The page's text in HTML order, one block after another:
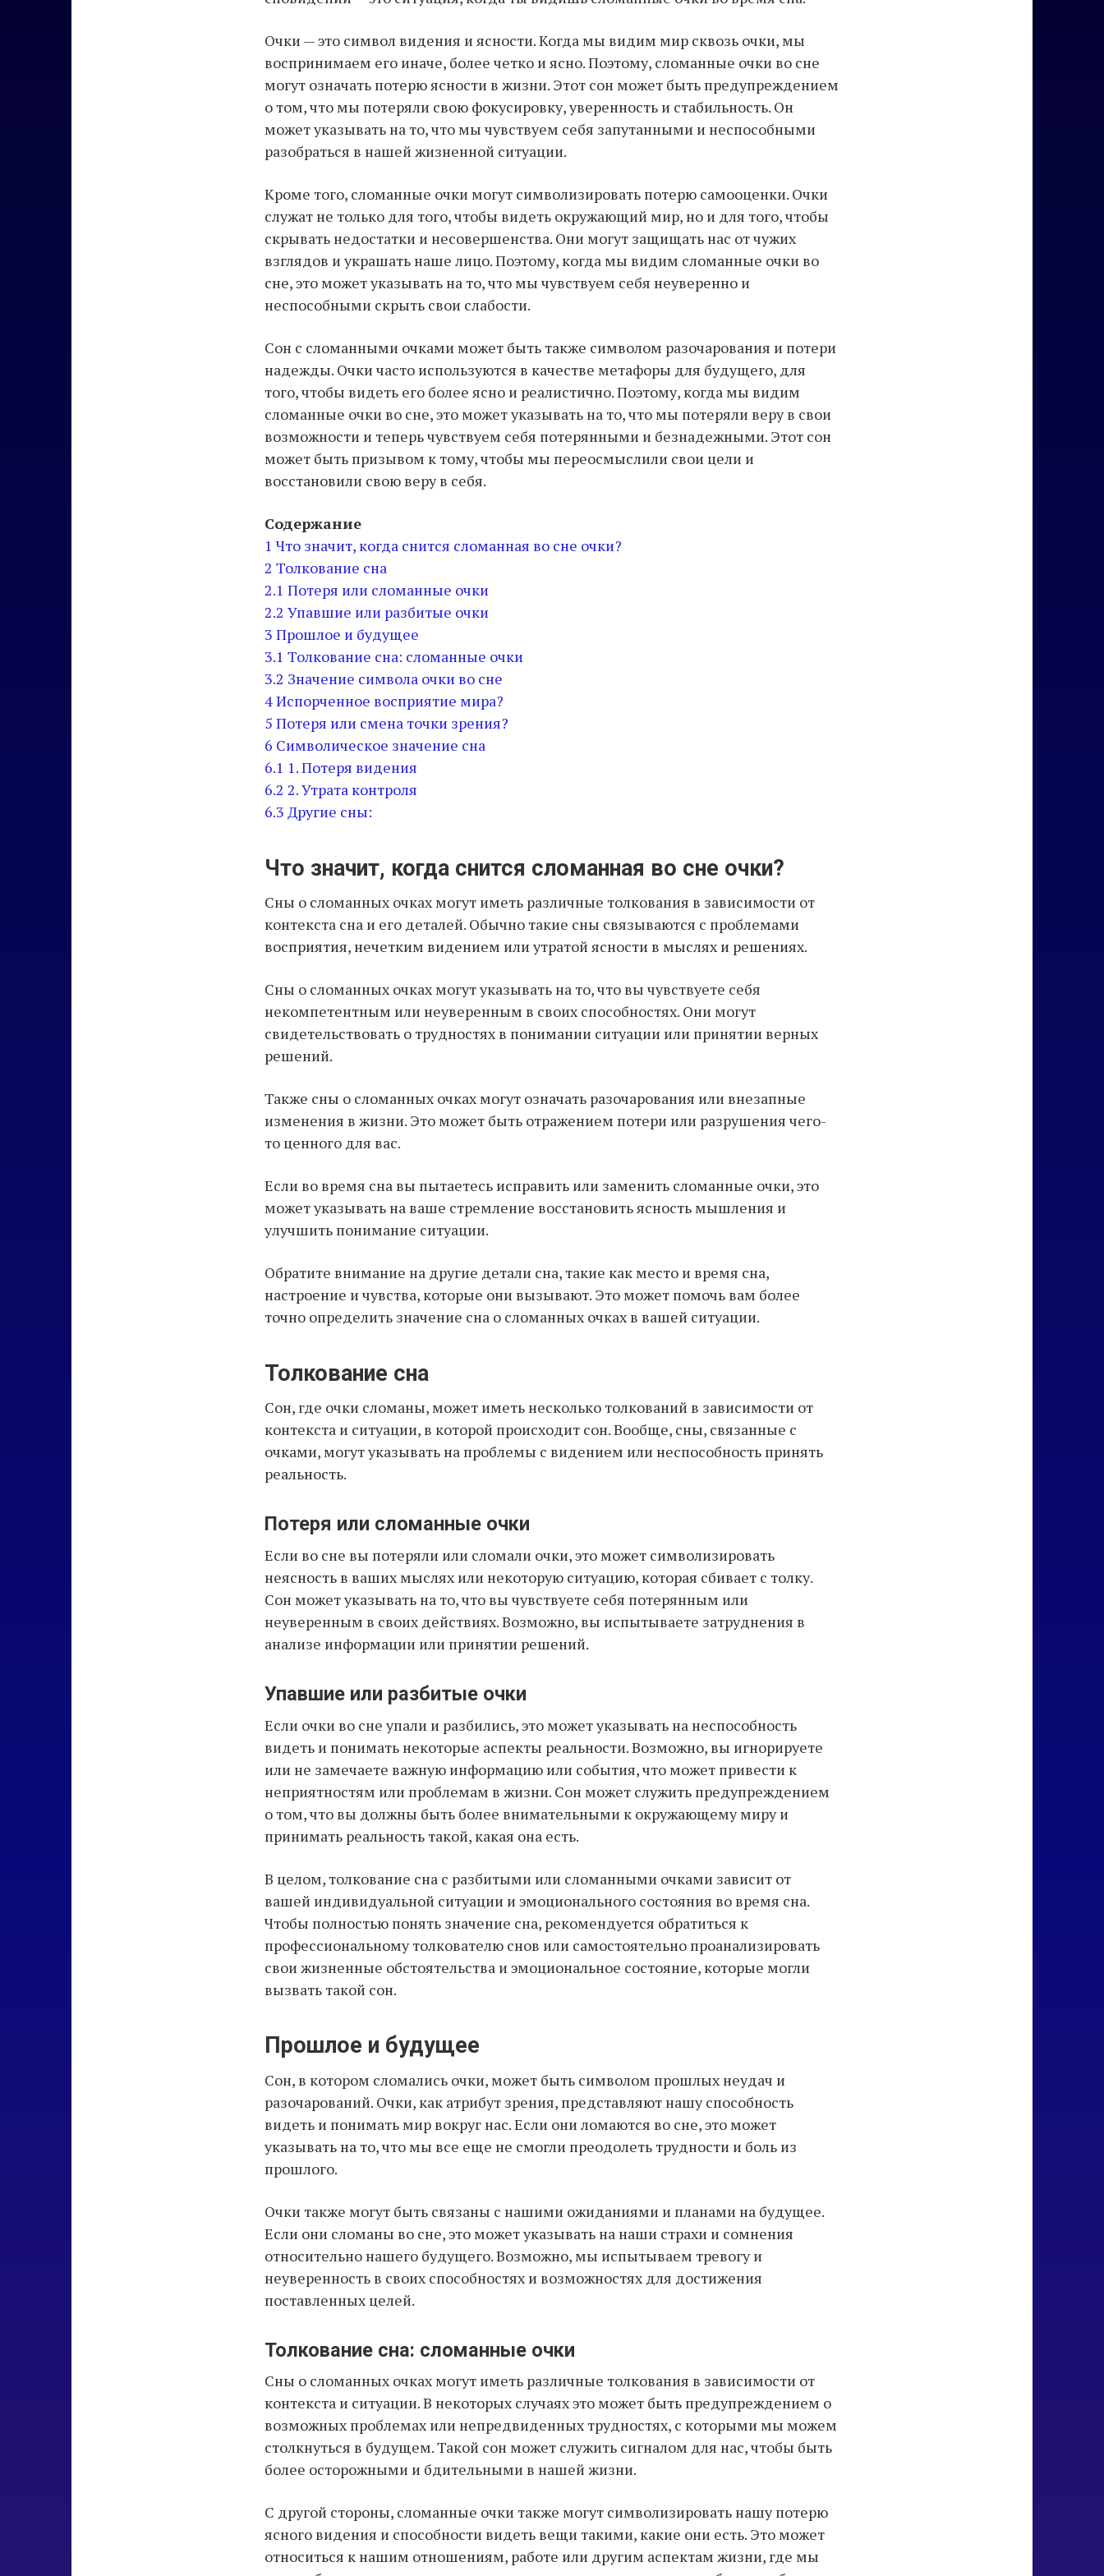
Очки — это символ видения и ясности. Когда мы видим мир сквозь очки, мы
воспринимаем его иначе, более четко и ясно. Поэтому, сломанные очки во сне
могут означать потерю ясности в жизни. Этот сон может быть предупреждением
о том, что мы потеряли свою фокусировку, уверенность и стабильность. Он
может указывать на то, что мы чувствуем себя запутанными и неспособными
разобраться в нашей жизненной ситуации.
Кроме того, сломанные очки могут символизировать потерю самооценки. Очки
служат не только для того, чтобы видеть окружающий мир, но и для того, чтобы
скрывать недостатки и несовершенства. Они могут защищать нас от чужих
взглядов и украшать наше лицо. Поэтому, когда мы видим сломанные очки во
сне, это может указывать на то, что мы чувствуем себя неуверенно и
неспособными скрыть свои слабости.
Сон с сломанными очками может быть также символом разочарования и потери
надежды. Очки часто используются в качестве метафоры для будущего, для
того, чтобы видеть его более ясно и реалистично. Поэтому, когда мы видим
сломанные очки во сне, это может указывать на то, что мы потеряли веру в свои
возможности и теперь чувствуем себя потерянными и безнадежными. Этот сон
может быть призывом к тому, чтобы мы переосмыслили свои цели и
восстановили свою веру в себя.
Содержание
1 Что значит, когда снится сломанная во сне очки?
2 Толкование сна
2.1 Потеря или сломанные очки
2.2 Упавшие или разбитые очки
3 Прошлое и будущее
3.1 Толкование сна: сломанные очки
3.2 Значение символа очки во сне
4Испорченное восприятие мира?
5 Потеря или смена точки зрения?
6 Символическое значение сна
6.1 1. Потеря видения
6.2 2. Утрата контроля
6.3 Другие сны:
Что значит, когда снится сломанная во сне очки?
Сны о сломанных очках могут иметь различные толкования в зависимости от
контекста сна и его деталей. Обычно такие сны связываются с проблемами
восприятия, нечетким видением или утратой ясности в мыслях и решениях.
Сны о сломанных очках могут указывать на то, что вы чувствуете себя
некомпетентным или неуверенным в своих способностях. Они могут
свидетельствовать о трудностях в понимании ситуации или принятии верных
решений.
Также сны о сломанных очках могут означать разочарования или внезапные
изменения в жизни. Это может быть отражением потери или разрушения чего-
то ценного для вас.
Если во время сна вы пытаетесь исправить или заменить сломанные очки, это
может указывать на ваше стремление восстановить ясность мышления и
улучшить понимание ситуации.
Обратите внимание на другие детали сна, такие как место и время сна,
настроение и чувства, которые они вызывают. Это может помочь вам более
точно определить значение сна о сломанных очках в вашей ситуации.
Толкование сна
Сон, где очки сломаны, может иметь несколько толкований в зависимости от
контекста и ситуации, в которой происходит сон. Вообще, сны, связанные с
очками, могут указывать на проблемы с видением или неспособность принять
реальность.
Потеря или сломанные очки
Если во сне вы потеряли или сломали очки, это может символизировать
неясность в ваших мыслях или некоторую ситуацию, которая сбивает с толку.
Сон может указывать на то, что вы чувствуете себя потерянным или
неуверенным в своих действиях. Возможно, вы испытываете затруднения в
анализе информации или принятии решений.
Упавшие или разбитые очки
Если очки во сне упали и разбились, это может указывать на неспособность
видеть и понимать некоторые аспекты реальности. Возможно, вы игнорируете
или не замечаете важную информацию или события, что может привести к
неприятностям или проблемам в жизни. Сон может служить предупреждением
о том, что вы должны быть более внимательными к окружающему миру и
принимать реальность такой, какая она есть.
В целом, толкование сна с разбитыми или сломанными очками зависит от
вашей индивидуальной ситуации и эмоционального состояния во время сна.
Чтобы полностью понять значение сна, рекомендуется обратиться к
профессиональному толкователю снов или самостоятельно проанализировать
свои жизненные обстоятельства и эмоциональное состояние, которые могли
вызвать такой сон.
Прошлое и будущее
Сон, в котором сломались очки, может быть символом прошлых неудач и
разочарований. Очки, как атрибут зрения, представляют нашу способность
видеть и понимать мир вокруг нас. Если они ломаются во сне, это может
указывать на то, что мы все еще не смогли преодолеть трудности и боль из
прошлого.
Очки также могут быть связаны с нашими ожиданиями и планами на будущее.
Если они сломаны во сне, это может указывать на наши страхи и сомнения
относительно нашего будущего. Возможно, мы испытываем тревогу и
неуверенность в своих способностях и возможностях для достижения
поставленных целей.
Толкование сна: сломанные очки
Сны о сломанных очках могут иметь различные толкования в зависимости от
контекста и ситуации. В некоторых случаях это может быть предупреждением о
возможных проблемах или непредвиденных трудностях, с которыми мы можем
столкнуться в будущем. Такой сон может служить сигналом для нас, чтобы быть
более осторожными и бдительными в нашей жизни.
С другой стороны, сломанные очки также могут символизировать нашу потерю
ясного видения и способности видеть вещи такими, какие они есть. Это может
относиться к нашим отношениям, работе или другим аспектам жизни, где мы